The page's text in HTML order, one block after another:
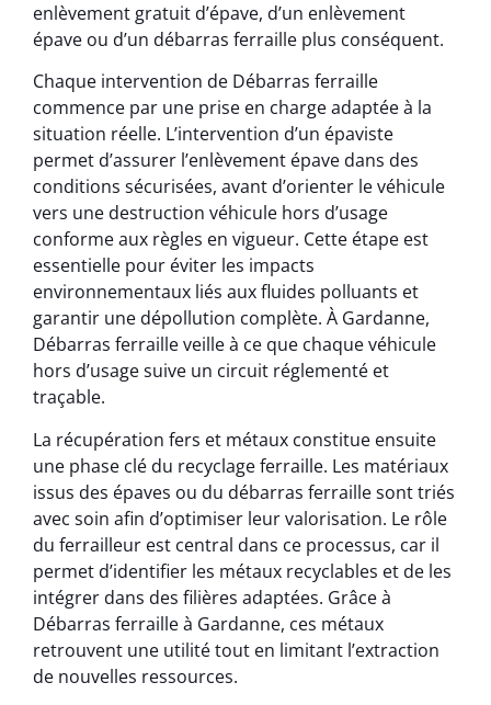
enlèvement gratuit d’épave, d’un enlèvement
épave ou d’un débarras ferraille plus conséquent.
Chaque intervention de Débarras ferraille
commence par une prise en charge adaptée à la
situation réelle. L’intervention d’un épaviste
permet d’assurer l’enlèvement épave dans des
conditions sécurisées, avant d’orienter le véhicule
vers une destruction véhicule hors d’usage
conforme aux règles en vigueur. Cette étape est
essentielle pour éviter les impacts
environnementaux liés aux fluides polluants et
garantir une dépollution complète. À Gardanne,
Débarras ferraille veille à ce que chaque véhicule
hors d’usage suive un circuit réglementé et
traçable.
La récupération fers et métaux constitue ensuite
une phase clé du recyclage ferraille. Les matériaux
issus des épaves ou du débarras ferraille sont triés
avec soin afin d’optimiser leur valorisation. Le rôle
du ferrailleur est central dans ce processus, car il
permet d’identifier les métaux recyclables et de les
intégrer dans des filières adaptées. Grâce à
Débarras ferraille à Gardanne, ces métaux
retrouvent une utilité tout en limitant l’extraction
de nouvelles ressources.